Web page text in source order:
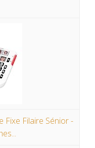
Fixe Filaire Sénior -